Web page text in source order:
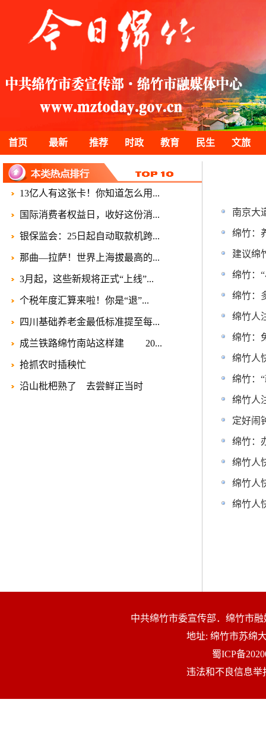
首页 最新 推荐 时政 教育 民生 文旅
13亿人有这张卡！你知道怎么用...
国际消费者权益日，收好这份消...
银保监会：25日起自动取款机跨...
那曲—拉萨！世界上海拔最高的...
3月起，这些新规将正式“上线”...
个税年度汇算来啦！你是“退”...
四川基础养老金最低标准提至每...
成兰铁路绵竹南站这样建 20...
抢抓农时插秧忙
沿山枇杷熟了 去尝鲜正当时
南京大
绵竹：
建议绵
绵竹：
绵竹：
绵竹人
绵竹：
绵竹人
绵竹：
绵竹人
定好闹
绵竹：
绵竹人
绵竹人
绵竹人
中共绵竹市委宣传部．绵竹市
地址: 绵竹市苏
蜀ICP备
违法和不良信息举